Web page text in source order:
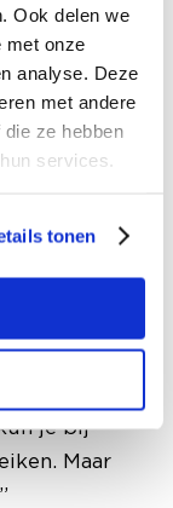
Ook delen we
met onze
analyse. Deze
met andere
ze hebben
services.
tonen
in een
over de hele
als hun
dat je
Met
je bij
Maar